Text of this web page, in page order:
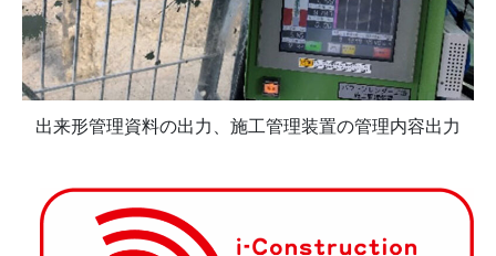
出来形管理資料の出力、施工管理装置の管理内容出力